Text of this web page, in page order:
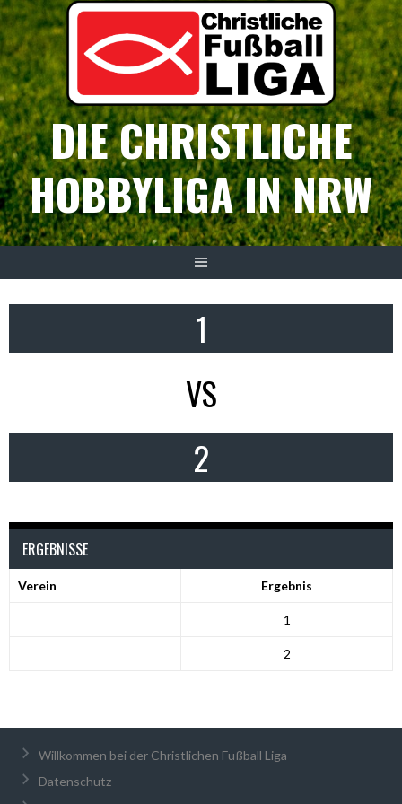
Springe
zum
Inhalt
DIE CHRISTLICHE
HOBBYLIGA IN NRW
1
VS
2
ERGEBNISSE
Verein Ergebnis
1
2
Willkommen bei der Christlichen Fußball Liga
Datenschutz